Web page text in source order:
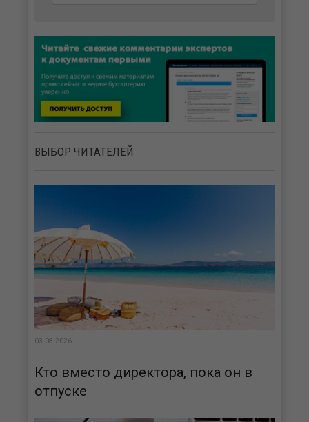
ВЫБОР ЧИТАТЕЛЕЙ
03.08.2026
Кто вместо директора, пока он в
отпуске